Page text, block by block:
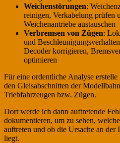
Weichenstörungen:
reinigen, Verkabelung prüfen
Weichenantriebe austauschen
Verbremsen von Zügen:
und
Decoder korrigieren,
optimieren
Für eine ordentliche Analyse
den Gleisabschnitten der
Triebfahrzeugen bzw. Zügen.
Dort werde ich dann auftretende
dokumentieren, um zu sehen,
auftreten und ob die Ursache an der
liegt.